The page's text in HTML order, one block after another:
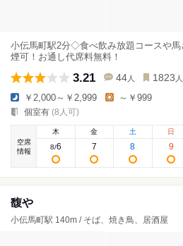
小伝馬町駅2分◇食べ飲み放題コースや
煙可！お通し代席料無料！
3.21 44 人 1823 人
￥2,000～￥2,999 ～￥999
個室有 (8人可)
空席
情報
木
8/6
金
7
土
8
日
9
馥や
小伝馬町駅 140m / そば、焼き鳥、居酒屋